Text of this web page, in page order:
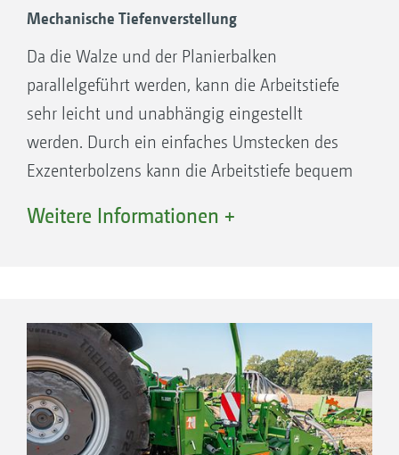
Mechanische Tiefenverstellung
Da die Walze und der Planierbalken
parallelgeführt werden, kann die Arbeitstiefe
sehr leicht und unabhängig eingestellt
werden. Durch ein einfaches Umstecken des
Exzenterbolzens kann die Arbeitstiefe bequem
Einsatzverhältnisse angepasst werden.
Weitere Informationen +